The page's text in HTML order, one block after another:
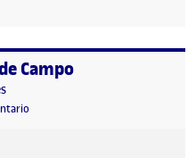
Campo
1:52 pm